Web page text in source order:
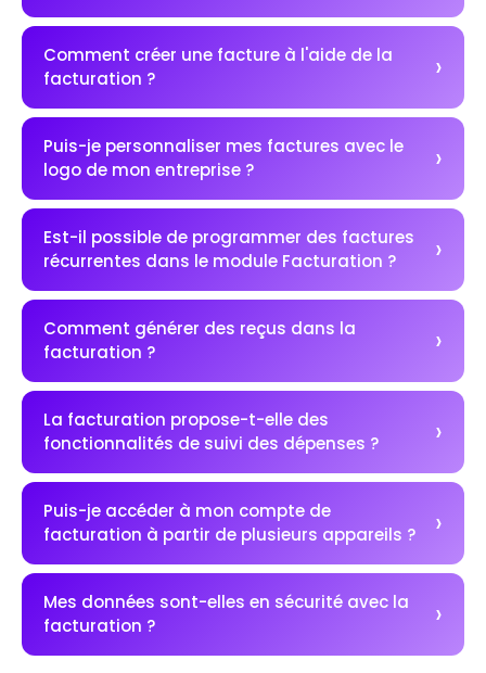
Comment créer une facture à l'aide de la
facturation ?
Puis-je personnaliser mes factures avec le
logo de mon entreprise ?
Est-il possible de programmer des factures
récurrentes dans le module Facturation ?
Comment générer des reçus dans la
facturation ?
La facturation propose-t-elle des
fonctionnalités de suivi des dépenses ?
Puis-je accéder à mon compte de
facturation à partir de plusieurs appareils ?
Mes données sont-elles en sécurité avec la
facturation ?